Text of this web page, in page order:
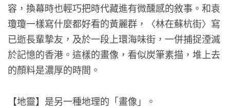
容，換幕時也輕巧把時代藏進有微醺感的敘事。和袁
瓊瓊一樣寫什麼都好看的黃麗群，〈林在蘇杭街〉寫
已逝長輩摯友，及於一段上環海味街，一併捕捉湮滅
於記憶的香港。這樣的畫像，看似炭筆素描，堆上去
的顏料是濃厚的時間。
【地靈】是另一種地理的「畫像」。